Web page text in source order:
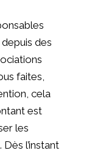
des
faites,
cela
est
les
l’instant